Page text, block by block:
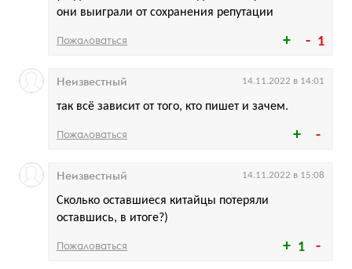
1
они выиграли от сохранения репутации
Пожаловаться
так всё зависит от того, кто пишет и зачем.
Неизвестный 14.11.2022 в 14:01
Пожаловаться
1
Сколько оставшиеся китайцы потеряли
оставшись, в итоге?)
Неизвестный 14.11.2022 в 15:08
Пожаловаться